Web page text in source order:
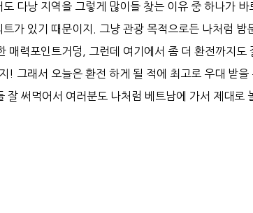
다낭 지역을 그렇게 많이들 찾는 이유 중 하나가 바
가 있기 때문이지. 그냥 관광 목적으로든 나처럼 밤
매력포인트거덩, 그런데 여기에서 좀 더 환전까지도
! 그래서 오늘은 환전 하게 될 적에 최고로 우대 받을
써먹어서 여러분도 나처럼 베트남에 가서 제대로